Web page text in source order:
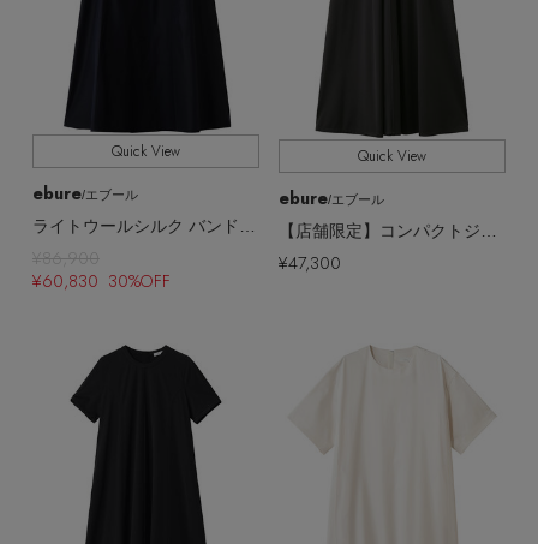
Quick View
ebure/エブール
¥86,900
¥60,830 30%OFF
Quick View
ebure/エブール
¥47,300